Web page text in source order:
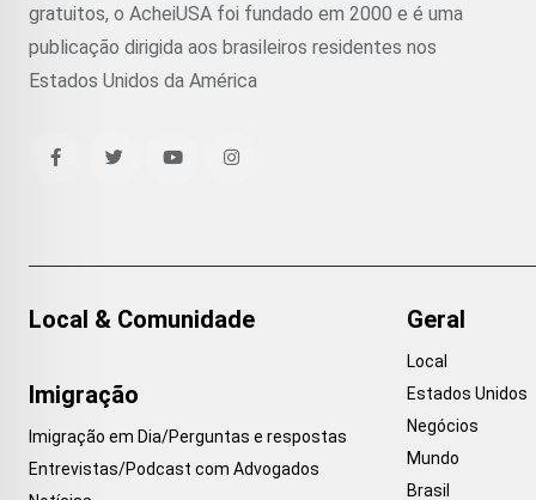
gratuitos, o AcheiUSA foi fundado em 2000 e é uma
publicação dirigida aos brasileiros residentes nos
Estados Unidos da América
Local & Comunidade
Imigração
Imigração em Dia/Perguntas e respostas
Entrevistas/Podcast com Advogados
Geral
Local
Estados Unidos
Negócios
Mundo
Brasil